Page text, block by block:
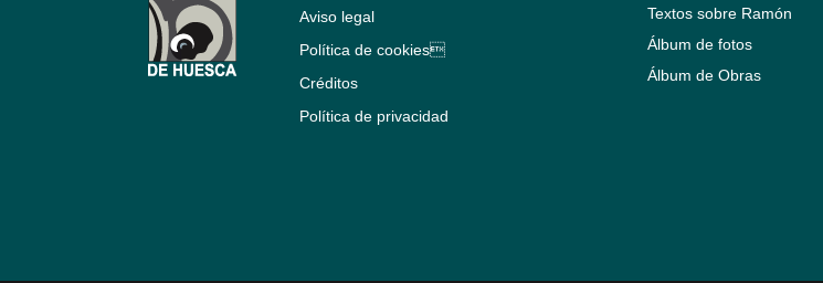
Aviso legal
Política de cookies
Créditos
Política de privacidad
Textos sobre Ramón
Álbum de fotos
Álbum de Obras